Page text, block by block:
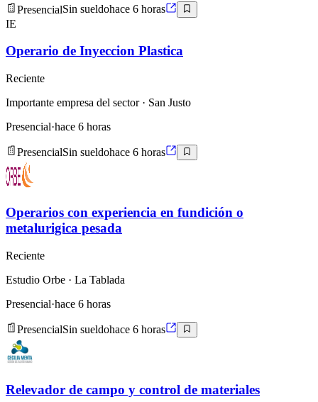
PresencialSin sueldohace 6 horas
IE
Operario de Inyeccion Plastica
Reciente
Importante empresa del sector· San Justo
Presencial·hace 6 horas
PresencialSin sueldohace 6 horas
Operarios con experiencia en fundición o
metalurigica pesada
Reciente
Estudio Orbe · La Tablada
Presencial·hace 6 horas
PresencialSin sueldohace 6 horas
Relevador de campo y control de materiales